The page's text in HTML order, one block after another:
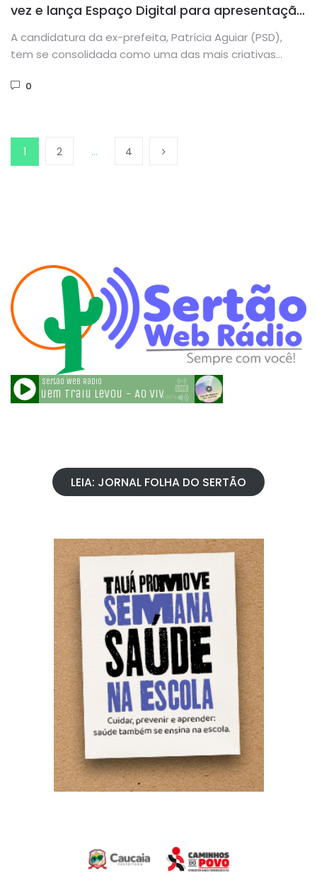
vez e lança Espaço Digital para apresentação
de propostas em Tauá
A candidatura da ex-prefeita, Patrícia Aguiar (PSD),
tem se consolidada como uma das mais criativas
0
1 2 … 4
LEIA: JORNAL FOLHA DO SERTÃO